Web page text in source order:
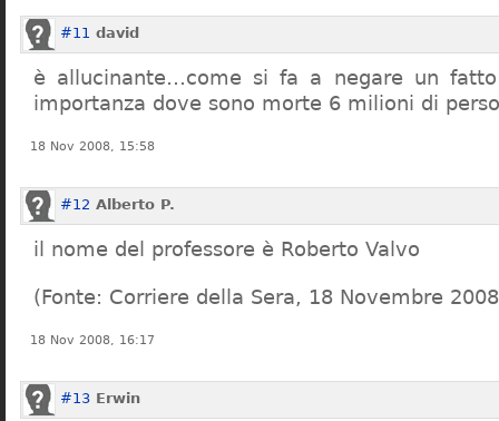
#11 david
è allucinante…come si fa a negare un
importanza dove sono morte 6 milioni di
18 Nov 2008, 15:58
#12 Alberto P.
il nome del professore è Roberto Valvo
(Fonte: Corriere della Sera, 18 Novembre
18 Nov 2008, 16:17
#13 Erwin